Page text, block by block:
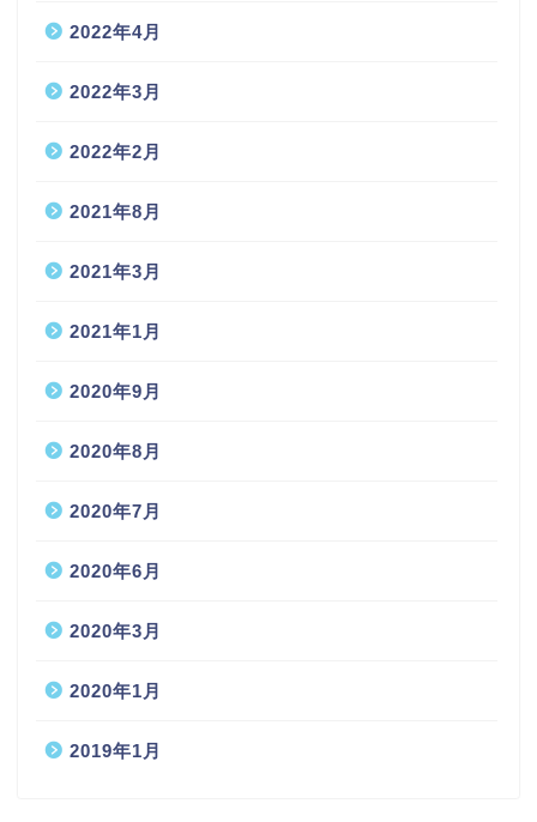
2022年4月
2022年3月
2022年2月
2021年8月
2021年3月
2021年1月
2020年9月
2020年8月
2020年7月
2020年6月
2020年3月
2020年1月
2019年1月